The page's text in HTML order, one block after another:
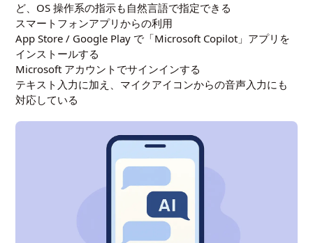
ど、OS 操作系の指示も自然言語で指定できる
スマートフォンアプリからの利用
App Store / Google Play で「Microsoft Copilot」アプリを
インストールする
Microsoft アカウントでサインインする
テキスト入力に加え、マイクアイコンからの音声入力にも
対応している